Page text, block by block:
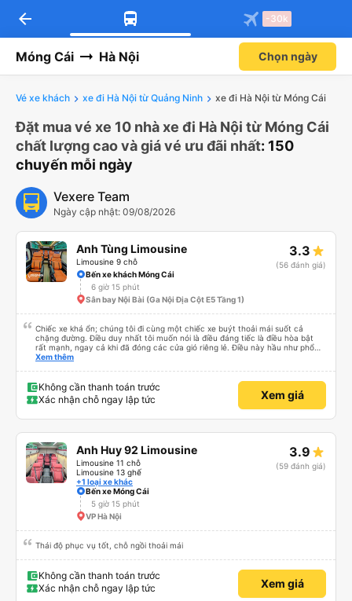
arrow_back -30k
Móng Cái Hà Nội Chọn ngày
Vé xe khách xe đi Hà Nội từ Quảng Ninh xe đi Hà Nội từ Móng Cái
Đặt mua vé xe 10 nhà xe đi Hà Nội từ Móng Cái
chất lượng cao và giá vé ưu đãi nhất: 150
chuyến mỗi ngày
Vexere Team
Ngày cập nhật: 09/08/2026
Anh Tùng Limousine
Limousine 9 chỗ
3.3
(56 đánh giá)
Bến xe khách Móng Cái
6 giờ 15 phút
Sân bay Nội Bài (Ga Nội Địa Cột E5 Tầng 1)
Chiếc xe khá ổn; chúng tôi đi cùng một chiếc xe buýt thoải mái suốt cả
chặng đường. Điều duy nhất tôi muốn nói là điều đáng tiếc là điều hòa bật
rất mạnh, ngay cả khi đã đóng các cửa gió riêng lẻ. Điều này hầu như phổ
biến ở châu Á. Vì vậy, hãy mang theo quần áo ấm hoặc thứ gì đó để che
Xem thêm
Không cần thanh toán trước
Xác nhận chỗ ngay lập tức
Xem giá
Anh Huy 92 Limousine
Limousine 11 chỗ
Limousine 13 ghế
+1 loại xe khác
3.9
(59 đánh giá)
Bến xe Móng Cái
5 giờ 15 phút
VP Hà Nội
Thái độ phục vụ tốt, chỗ ngồi thoải mái
Không cần thanh toán trước
Xác nhận chỗ ngay lập tức
Xem giá